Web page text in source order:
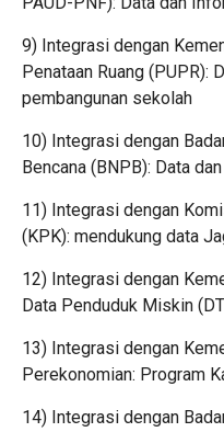
9) Integrasi dengan
Penataan Ruang (PUPR):
pembangunan sekolah
10) Integrasi dengan
Bencana (BNPB): Data
11) Integrasi dengan
(KPK): mendukung data
12) Integrasi dengan
Data Penduduk Miskin
13) Integrasi dengan
Perekonomian: Program
14) Integrasi dengan